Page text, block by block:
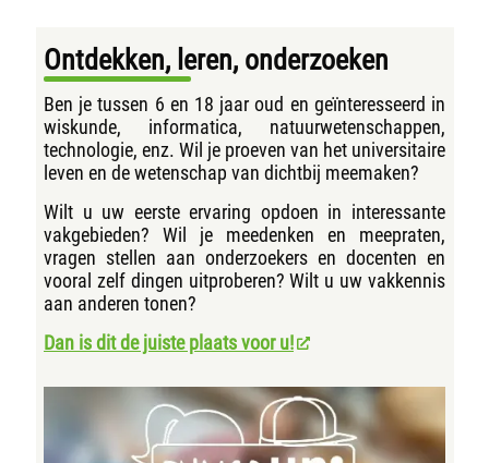
Ontdekken, leren, onderzoeken
Ben je tussen 6 en 18 jaar oud en geïnteresseerd in
wiskunde, informatica, natuurwetenschappen,
technologie, enz. Wil je proeven van het universitaire
leven en de wetenschap van dichtbij meemaken?
Wilt u uw eerste ervaring opdoen in interessante
vakgebieden? Wil je meedenken en meepraten,
vragen stellen aan onderzoekers en docenten en
vooral zelf dingen uitproberen? Wilt u uw vakkennis
aan anderen tonen?
Dan is dit de juiste plaats voor u!